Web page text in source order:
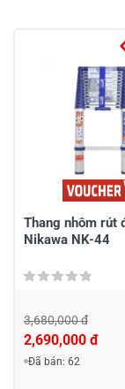
2
1
Viết nhận xét
Thang nhôm rút
Nikawa NK-44
3,680,000 đ
2,690,000 đ
Đã bán: 62